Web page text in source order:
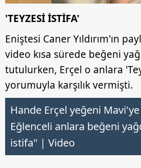
'TEYZESİ İSTİFA'
Eniştesi Caner Yıldırım'ın
video kısa sürede beğeni
tutulurken, Erçel o anlara
yorumuyla karşılık vermişti.
Hande Erçel yeğeni Mavi'ye
Eğlenceli anlara beğeni
istifa" | Video